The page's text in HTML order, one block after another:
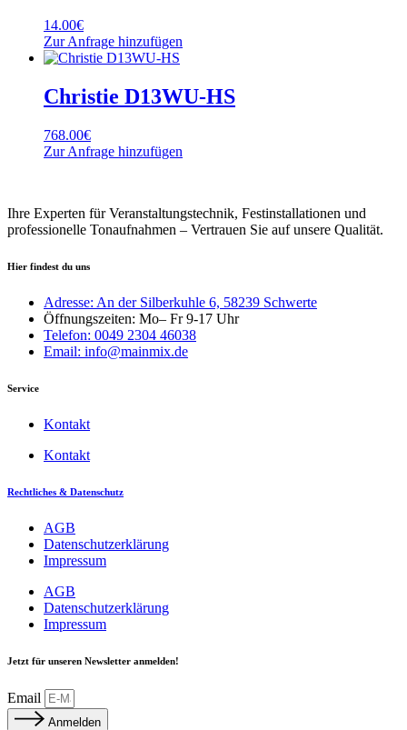
14.00€
Zur Anfrage hinzufügen
Christie D13WU-HS
768.00€
Zur Anfrage hinzufügen
Ihre Experten für Veranstaltungstechnik, Festinstallationen und
professionelle Tonaufnahmen – Vertrauen Sie auf unsere Qualität.
Hier findest du uns
Adresse: An der Silberkuhle 6, 58239 Schwerte
Öffnungszeiten: Mo– Fr 9-17 Uhr
Telefon: 0049 2304 46038
Email: info@mainmix.de
Service
Kontakt
Kontakt
Rechtliches & Datenschutz
AGB
Datenschutzerklärung
Impressum
AGB
Datenschutzerklärung
Impressum
Jetzt für unseren Newsletter anmelden!
Email
Anmelden